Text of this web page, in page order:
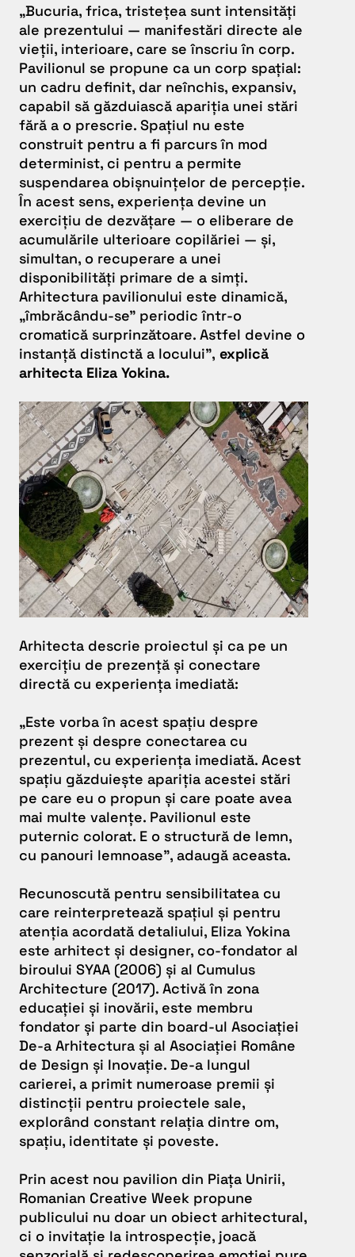
„Bucuria, frica, tristețea sunt intensități
ale prezentului — manifestări directe ale
vieții, interioare, care se înscriu în corp.
Pavilionul se propune ca un corp spațial:
un cadru definit, dar neînchis, expansiv,
capabil să găzduiască apariția unei stări
fără a o prescrie. Spațiul nu este
construit pentru a fi parcurs în mod
determinist, ci pentru a permite
suspendarea obișnuințelor de percepție.
În acest sens, experiența devine un
exercițiu de dezvățare — o eliberare de
acumulările ulterioare copilăriei — și,
simultan, o recuperare a unei
disponibilități primare de a simți.
Arhitectura pavilionului este dinamică,
„îmbrăcându-se” periodic într-o
cromatică surprinzătoare. Astfel devine o
instanță distinctă a locului”, explică
arhitecta Eliza Yokina.
Arhitecta descrie proiectul și ca pe un
exercițiu de prezență și conectare
directă cu experiența imediată:
„Este vorba în acest spațiu despre
prezent și despre conectarea cu
prezentul, cu experiența imediată. Acest
spațiu găzduiește apariția acestei stări
pe care eu o propun și care poate avea
mai multe valențe. Pavilionul este
puternic colorat. E o structură de lemn,
cu panouri lemnoase”, adaugă aceasta.
Recunoscută pentru sensibilitatea cu
care reinterpretează spațiul și pentru
atenția acordată detaliului, Eliza Yokina
este arhitect și designer, co-fondator al
biroului SYAA (2006) și al Cumulus
Architecture (2017). Activă în zona
educației și inovării, este membru
fondator și parte din board-ul Asociației
De-a Arhitectura și al Asociației Române
de Design și Inovație. De-a lungul
carierei, a primit numeroase premii și
distincții pentru proiectele sale,
explorând constant relația dintre om,
spațiu, identitate și poveste.
Prin acest nou pavilion din Piața Unirii,
Romanian Creative Week propune
publicului nu doar un obiect arhitectural,
ci o invitație la introspecție, joacă